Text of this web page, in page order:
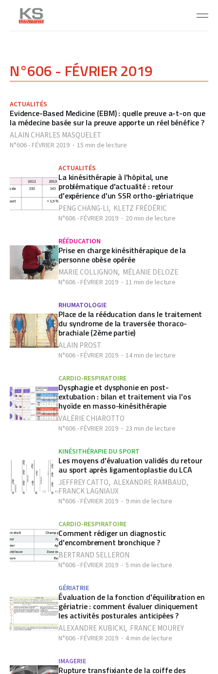
N°606 - FÉVRIER 2019
ACTUALITÉS
Evidence-Based Medicine (EBM) : quelle preuve a-t-on que
la médecine basée sur la preuve apporte un réel bénéfice ?
ALAIN CHARLES MASQUELET
N°606 - FÉVRIER 2019 15 min de lecture
ACTUALITÉS
La kinésithérapie à l'hôpital, une
problématique d'actualité : retour
d'expérience d'un SSR ortho-gériatrique
PENG CHANG-LI, KLETZ FRÉDÉRIC
N°606 - FÉVRIER 2019 20 min de lecture
RÉÉDUCATION
Prise en charge kinésithérapique de la
personne obèse opérée
MARIE COLLIGNON, MÉLANIE DELOZE
N°606 - FÉVRIER 2019 11 min de lecture
RHUMATOLOGIE
Place de la rééducation dans le traitement
du syndrome de la traversée thoraco-
brachiale (2ème partie)
ALAIN PROST
N°606 - FÉVRIER 2019 14 min de lecture
CARDIO-RESPIRATOIRE
Dysphagie et dysphonie en post-
extubation : bilan et traitement via l'os
hyoïde en masso-kinésithérapie
VALÉRIE CHIAROTTO
N°606 - FÉVRIER 2019 23 min de lecture
KINÉSITHÉRAPIE DU SPORT
Les moyens d'évaluation validés du retour
au sport après ligamentoplastie du LCA
JEFFREY CATTO, ALEXANDRE RAMBAUD,
FRANCK LAGNIAUX
N°606 - FÉVRIER 2019 9 min de lecture
CARDIO-RESPIRATOIRE
Comment rédiger un diagnostic
d'encombrement bronchique ?
BERTRAND SELLERON
N°606 - FÉVRIER 2019 5 min de lecture
GÉRIATRIE
Évaluation de la fonction d'équilibration en
gériatrie : comment évaluer cliniquement
les activités posturales anticipées ?
ALEXANDRE KUBICKI, FRANCE MOUREY
N°606 - FÉVRIER 2019 4 min de lecture
IMAGERIE
Rupture transfixiante de la coiffe des